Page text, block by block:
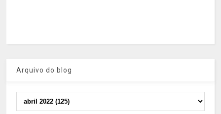
Arquivo do blog